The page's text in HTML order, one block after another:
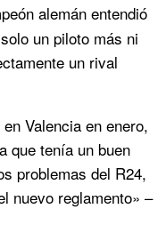
alemán entendió
un piloto más ni
un rival
Valencia en enero,
que tenía un buen
problemas del R24,
nuevo reglamento» –